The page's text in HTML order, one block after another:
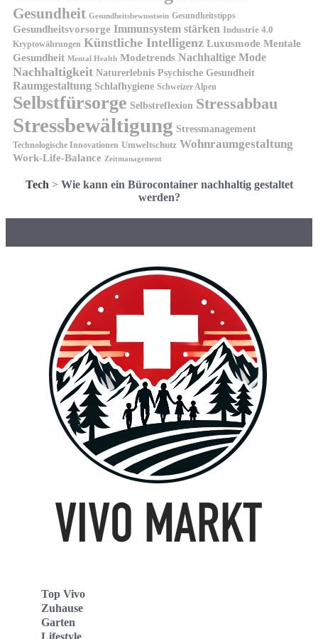
Gesundheit Gesundheitsbewusstsein Gesundheitstipps
Gesundheitsvorsorge Immunsystem stärken Industrie 4.0
Kryptowährungen Künstliche Intelligenz Luxusmode Mentale
Gesundheit Mental Health Modetrends Nachhaltige Mode
Nachhaltigkeit Naturerlebnis Psychische Gesundheit
Raumgestaltung Schlafhygiene Schweizer Alpen
Selbstfürsorge Selbstreflexion Stressabbau
Stressbewältigung Stressmanagement
Technologische Innovationen Umweltschutz Wohnraumgestaltung
Work-Life-Balance Zeitmanagement
Tech > Wie kann ein Bürocontainer nachhaltig gestaltet
werden?
Top Vivo
Zuhause
Garten
Lifestyle